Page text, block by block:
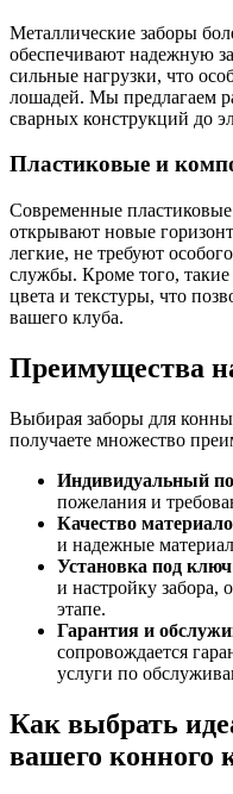
Металлические заборы
обеспечивают надежную
сильные нагрузки, что
лошадей. Мы предлагаем
сварных конструкций до
Пластиковые и
Современные
открывают новые
легкие, не требуют
службы. Кроме того,
цвета и текстуры, что
вашего клуба.
Преимущества
Выбирая заборы для
получаете множество
Индивидуальный
пожелания и
Качество
и надежные
Установка под
и настройку забора,
этапе.
Гарантия и
сопровождается
услуги по
Как выбрать
вашего конного